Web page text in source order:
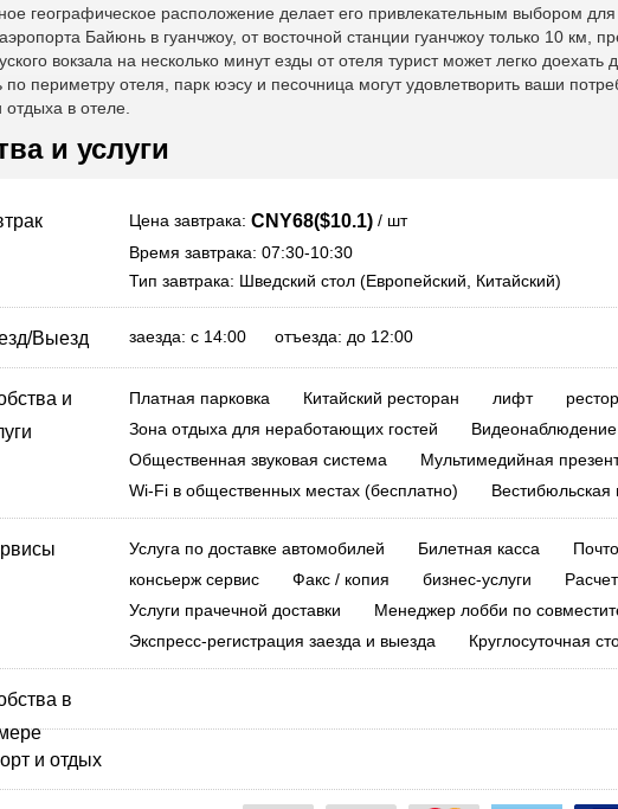
географическое расположение делает его привлекательным выбором
Байюнь в гуанчжоу, от восточной станции гуанчжоу только 10 км,
вокзала на несколько минут езды от отеля турист может легко
по периметру отеля, парк юэсу и песочница могут удовлетворить ваши
отдыха в отеле.
и услуги
Цена завтрака: CNY68($10.1)/ шт
Время завтрака: 07:30-10:30
Тип завтрака: Шведский стол (Европейский, Китайский)
Выезд заезда: с 14:00 отъезда: до 12:00
и
Платная парковка Китайский ресторан лифт
Зона отдыха для неработающих гостей
Общественная звуковая система
Мультимедийная
Wi-Fi в общественных местах (бесплатно)
Вестибюльская
Услуга по доставке автомобилей Билетная касса
консьерж сервис
Факс / копия бизнес-услуги
Услуги прачечной доставки
Менеджер лобби по
Экспресс-регистрация заезда и выезда
Круглосуточная
в
и отдых